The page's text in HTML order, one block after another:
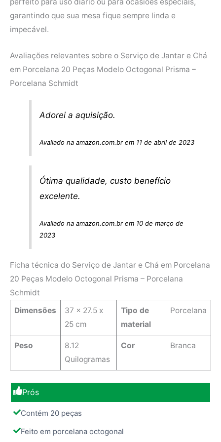
garantindo que sua mesa fique sempre linda e
impecável.
Avaliações relevantes sobre o Serviço de Jantar e Chá
em Porcelana 20 Peças Modelo Octogonal Prisma –
Porcelana Schmidt
Adorei a aquisição.
Avaliado na amazon.com.br em 11 de abril de 2023
Ótima qualidade, custo benefício
excelente.
Avaliado na amazon.com.br em 10 de março de
2023
Ficha técnica do Serviço de Jantar e Chá em Porcelana
20 Peças Modelo Octogonal Prisma – Porcelana
Schmidt
Dimensões
‎37 x 27.5 x
25 cm
Tipo de
material
‎Porcelana
Peso
8.12
Quilogramas
Cor Branca
Prós
Contém 20 peças
Feito em porcelana octogonal